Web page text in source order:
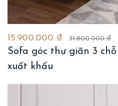
15.900.000 ₫ 31.800.000 ₫
Sofa góc thư giãn 3
xuất khẩu